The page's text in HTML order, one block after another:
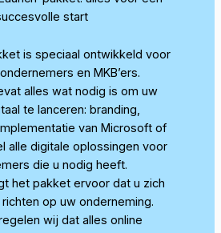
start
is speciaal ontwikkeld voor
en MKB’ers.
alles wat nodig is om uw
te lanceren: branding,
van Microsoft of
alle digitale oplossingen voor
die u nodig heeft.
het pakket ervoor dat u zich
op uw onderneming.
wij dat alles online